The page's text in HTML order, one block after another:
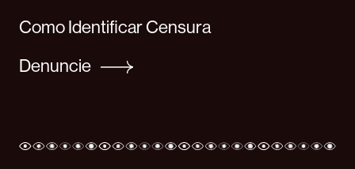
Como Identificar Censura
Denuncie